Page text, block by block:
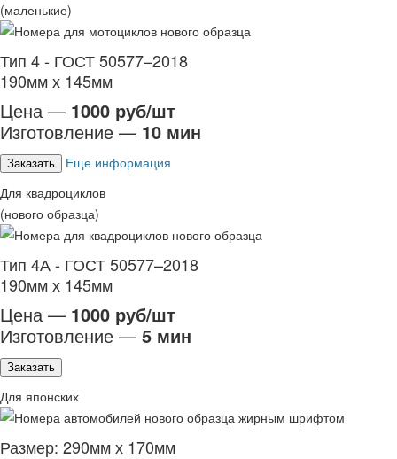
(маленькие)
Тип 4 - ГОСТ 50577–2018
190мм х 145мм
Цена — 1000 руб/шт
Изготовление — 10 мин
Заказать
Еще информация
Для квадроциклов
(нового образца)
Тип 4А - ГОСТ 50577–2018
190мм х 145мм
Цена — 1000 руб/шт
Изготовление — 5 мин
Заказать
Для японских
Размер: 290мм х 170мм